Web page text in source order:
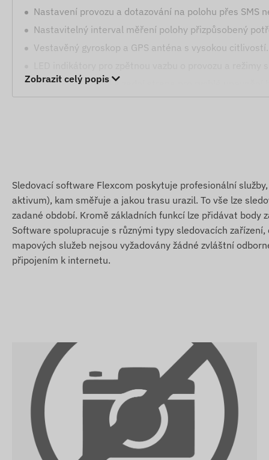
Nastavení provozu a dotazování na polohu přes SMS
Nastavitelný interval měření polohy přizpůsobený
Vestavěný gyroskop a GPS anténa s vysokou citlivostí.
Masivní magnetická zadní strana pro rychlé upevnění
Snímání otřesů / nárazů: Výstraha, pokud je zařízení
Upozornění na překročení rychlosti.
Opuštění digitálního plotu (Geofencing) nebo příjezd
Obsah balení
Juneo TK905C 4G LTE magnetický GPS lokátor
Podmínky použití
Pro normální provoz zařízení je nutné aktivní spojení
operátorů. Ty zajišťují sběr dat, jejich přenos a
Zařízení komunikuje prostřednictvím vložené
Provozní region
Zobrazit celý popis
Sledovací software Flexcom poskytuje profesionální
aktivum), kam směřuje a jakou trasu urazil. To vše lze
zadané období. Kromě základních funkcí lze přidávat body
Software spolupracuje s různými typy sledovacích
mapových služeb nejsou vyžadovány žádné zvláštní
připojením k internetu.